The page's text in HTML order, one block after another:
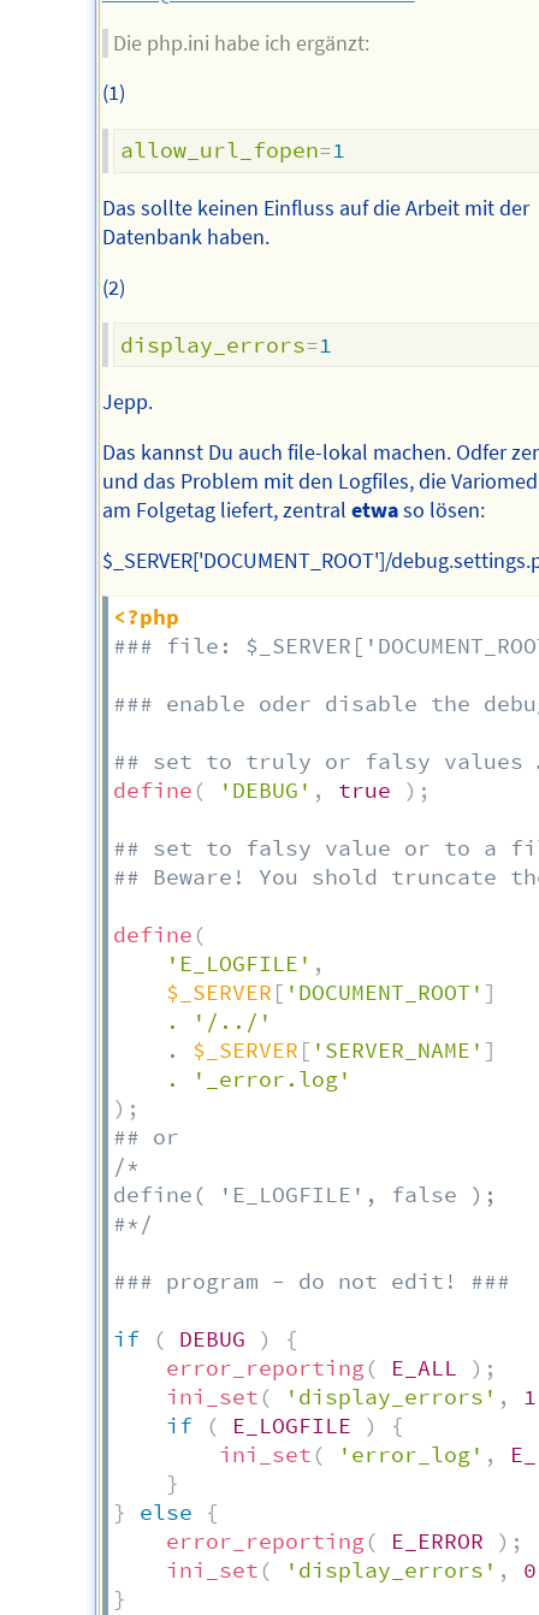
Die php.ini habe ich ergänzt:
(1)
allow_url_fopen=1
Das sollte keinen Einfluss auf die Arbeit mit der
Datenbank haben.
(2)
display_errors=1
Jepp.
Das kannst Du auch file-lokal machen. Odfer
und das Problem mit den Logfiles, die
am Folgetag liefert, zentral etwaso lösen:
$_SERVER['DOCUMENT_ROOT']/
<?php
### file:
### enable oder disable the
## set to truly or falsy values
define ( 'DEBUG' , true ) ;
## set to falsy value or to a
## Beware! You shold
define (
'E_LOGFILE' ,
$_SERVER [ 'DOCUMENT_ROOT' ]
.
'/../'
.
$_SERVER [ 'SERVER_NAME' ]
.
'_error.log'
) ;
## or
/*
define( 'E_LOGFILE', false );
#*/
### program - do not edit! ###
if ( DEBUG )
{
error_reporting( E_ALL ) ;
ini_set ( 'display_errors' ,
1
if
( E_LOGFILE )
{
ini_set ( 'error_log' ,
}
}
else
{
error_reporting( E_ERROR ) ;
ini_set ( 'display_errors' ,
0
}